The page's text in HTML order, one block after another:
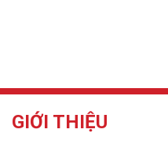
GIỚI THIỆU